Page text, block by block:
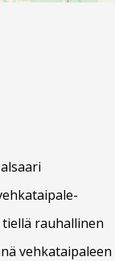
rauhallinen
vehkataipaleen